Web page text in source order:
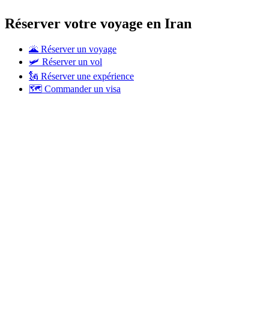
Réserver votre voyage en Iran
🌋 Réserver un voyage
🛩 Réserver un vol
🗽 Réserver une expérience
🗺 Commander un visa